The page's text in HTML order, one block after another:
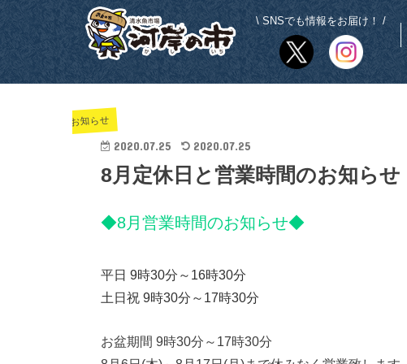
\ SNSでも情報をお届け！ /
お知らせ
2020.07.25 2020.07.25
8月定休日と営業時間のお知らせ
◆8月営業時間のお知らせ◆
平日 9時30分～16時30分
土日祝 9時30分～17時30分
お盆期間 9時30分～17時30分